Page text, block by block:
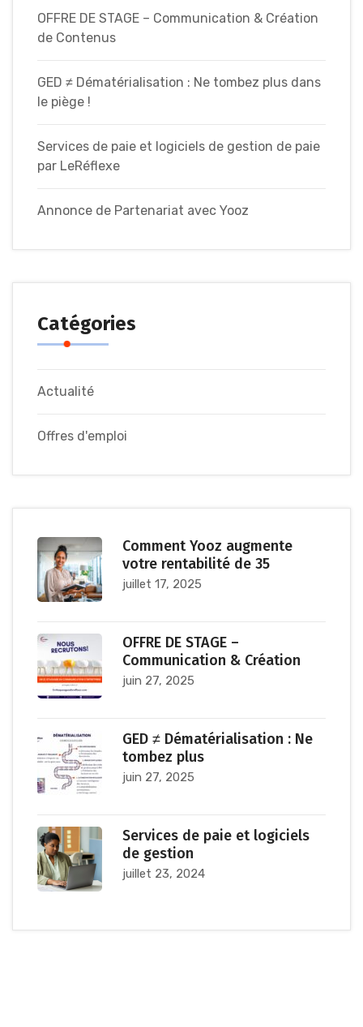
OFFRE DE STAGE – Communication & Création
de Contenus
GED ≠ Dématérialisation : Ne tombez plus dans
le piège !
Services de paie et logiciels de gestion de paie
par LeRéflexe
Annonce de Partenariat avec Yooz
Catégories
Actualité
Offres d'emploi
Comment Yooz augmente
votre rentabilité de 35
juillet 17, 2025
OFFRE DE STAGE –
Communication & Création
juin 27, 2025
GED ≠ Dématérialisation : Ne
tombez plus
juin 27, 2025
Services de paie et logiciels
de gestion
juillet 23, 2024